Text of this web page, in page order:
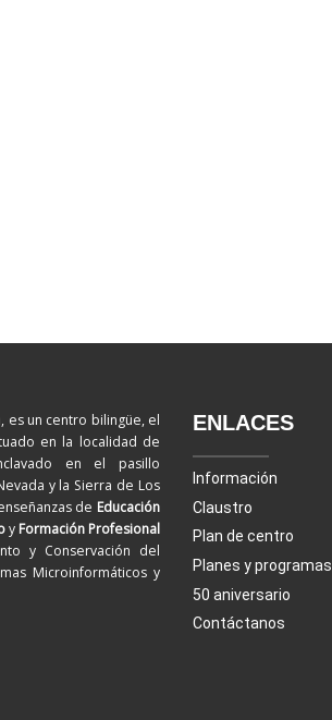
es un centro bilingüe, el
en la localidad de
en el pasillo
y la Sierra de Los
de Educación
y Formación Profesional
y Conservación del
Microinformáticos y
ENLACES
Información
Claustro
Plan de centro
Planes y programas
50 aniversario
Contáctanos